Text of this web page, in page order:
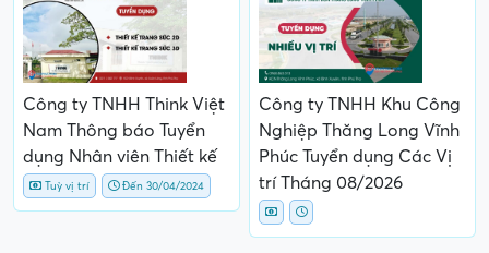
Công ty TNHH Think Việt
Nam Thông báo Tuyển
dụng Nhân viên Thiết kế
Tuỳ vị trí Đến 30/04/2024
Công ty TNHH Khu Công
Nghiệp Thăng Long Vĩnh
Phúc Tuyển dụng Các Vị
trí Tháng 08/2026